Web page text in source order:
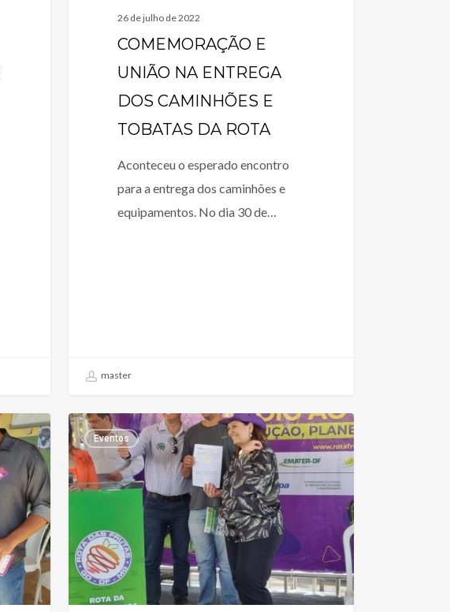
26 de julho de 2022
COMEMORAÇÃO E
UNIÃO NA ENTREGA
DOS CAMINHÕES E
TOBATAS DA ROTA
Aconteceu o esperado encontro
para a entrega dos caminhões e
equipamentos. No dia 30 de…
master
Eventos